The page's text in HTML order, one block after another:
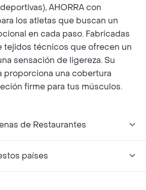
AHORRA con
los atletas que buscan un
en cada paso. Fabricadas
tejidos técnicos que ofrecen un
sensación de ligereza. Su
proporciona una cobertura
firme para tus músculos.
de Restaurantes
países